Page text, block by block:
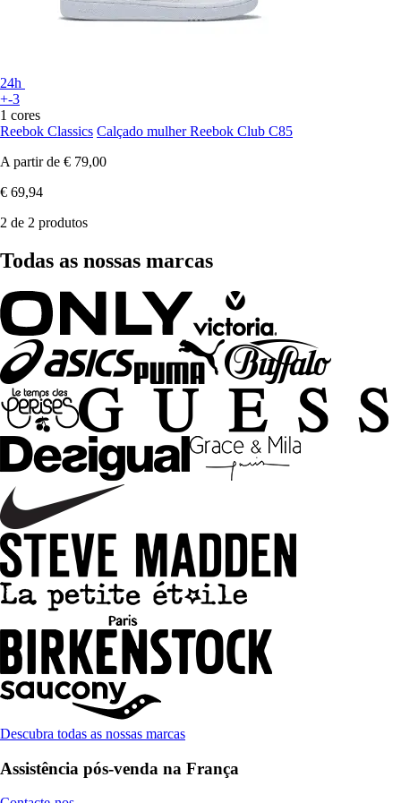
24h
+-3
1 cores
Reebok Classics Calçado mulher Reebok Club C85
A partir de € 79,00
€ 69,94
2 de 2 produtos
Todas as nossas marcas
Descubra todas as nossas marcas
Assistência pós-venda na França